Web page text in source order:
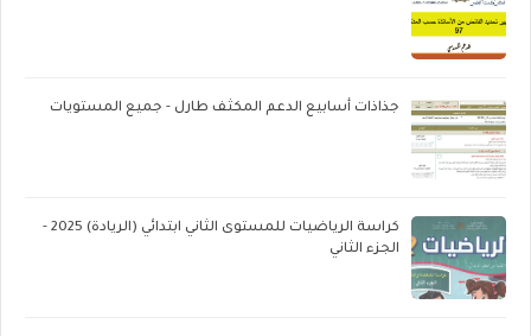
جذاذات أسابيع الدعم المكثف طارل - جميع المستويات
كراسة الرياضيات للمستوى الثاني ابتدائي (الريادة) 2025 -
الجزء الثاني